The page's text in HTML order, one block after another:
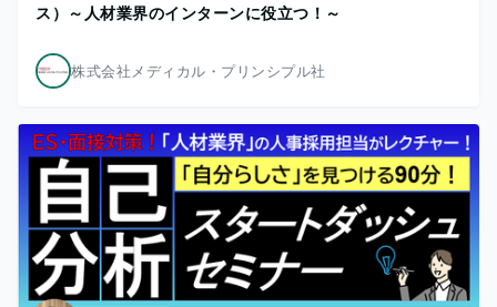
ス）～人材業界のインターンに役立つ！～
株式会社メディカル・プリンシプル社